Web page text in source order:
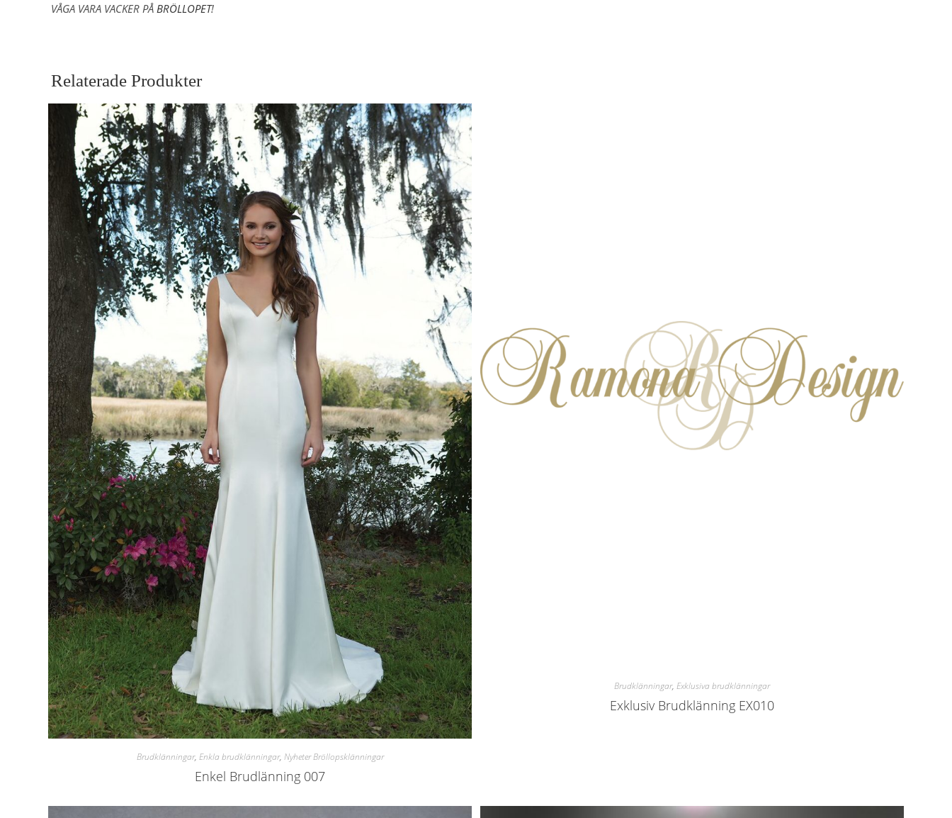
VÅGA VARA VACKER PÅ BRÖLLOPET!
Relaterade Produkter
Brudklänningar, Enkla brudklänningar, Nyheter Bröllopsklänningar
Enkel Brudlänning 007
Brudklänningar, Exklusiva brudklänningar
Exklusiv Brudklänning EX010